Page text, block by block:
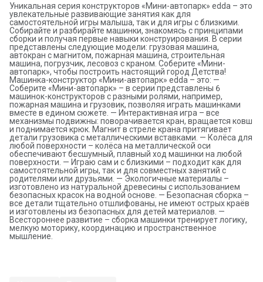
Уникальная серия конструкторов «Мини-автопарк» edda – это
увлекательные развивающие занятия как для
самостоятельной игры малыша, так и для игры с близкими.
Собирайте и разбирайте машинки, знакомясь с принципами
сборки и получая первые навыки конструирования. В серии
представлены следующие модели: грузовая машина,
автокран с магнитом, пожарная машина, строительная
машина, погрузчик, лесовоз с краном. Соберите «Мини-
автопарк», чтобы построить настоящий город Детства!
Машинка-конструктор «Мини-автопарк» edda – это: —
Соберите «Мини-автопарк» – в серии представлены 6
машинок-конструкторов с разными ролями, например,
пожарная машина и грузовик, позволяя играть машинками
вместе в едином сюжете. — Интерактивная игра – все
механизмы подвижны: поворачивается кран, вращается ковш
и поднимается крюк. Магнит в стреле крана притягивает
детали грузовика с металлическими вставками. — Колёса для
любой поверхности – колёса на металлической оси
обеспечивают бесшумный, плавный ход машинки на любой
поверхности. — Играю сам и с близкими – подходит как для
самостоятельной игры, так и для совместных занятий с
родителями или друзьями. — Экологичные материалы –
изготовлено из натуральной древесины с использованием
безопасных красок на водной основе. — Безопасная сборка –
все детали тщательно отшлифованы, не имеют острых краёв
и изготовлены из безопасных для детей материалов. —
Всестороннее развитие – сборка машинки тренирует логику,
мелкую моторику, координацию и пространственное
мышление.